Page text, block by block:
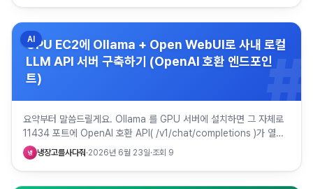
GPU EC2에 Ollama + Open WebUI로 사내 로컬
LLM API 서버 구축하기 (OpenAI 호환 엔드포인
트)
#
AI
요약부터 말씀드릴게요. Ollama 를 GPU 서버에 설치하면 그 자체로
11434 포트에 OpenAI 호환 API( /v1/chat/completions )가 열립
니다. 여기에 Open WebUI…
냉 냉장고를사다줘 ·2026년 6월 23일·조회 9